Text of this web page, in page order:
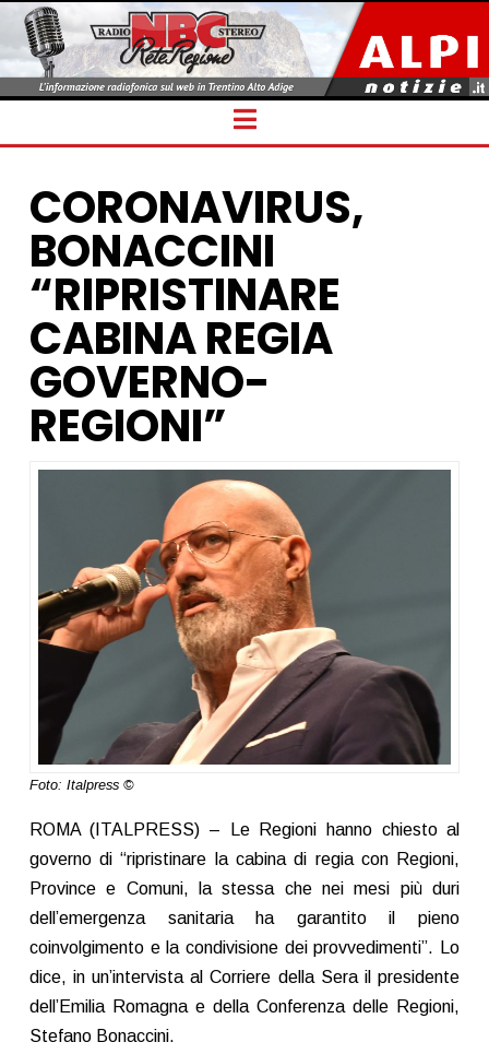
Navigation
CORONAVIRUS,
BONACCINI
“RIPRISTINARE
CABINA REGIA
GOVERNO-
REGIONI”
Foto: Italpress ©
ROMA (ITALPRESS) – Le Regioni hanno chiesto al
governo di “ripristinare la cabina di regia con Regioni,
Province e Comuni, la stessa che nei mesi più duri
dell’emergenza sanitaria ha garantito il pieno
coinvolgimento e la condivisione dei provvedimenti”. Lo
dice, in un’intervista al Corriere della Sera il presidente
dell’Emilia Romagna e della Conferenza delle Regioni,
Stefano Bonaccini.